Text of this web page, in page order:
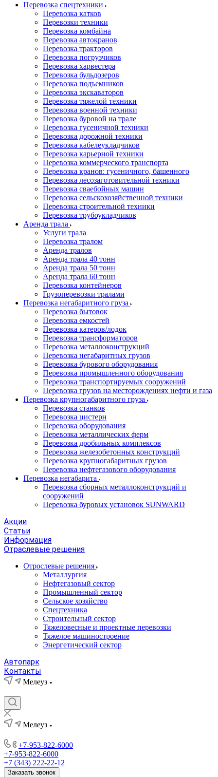
Перевозка спецтехники
Перевозка катков
Перевозки техники
Перевозка комбайна
Перевозка автокранов
Перевозка тракторов
Перевозка погрузчиков
Перевозка харвестера
Перевозка бульдозеров
Перевозка подъемников
Перевозка экскаваторов
Перевозка тяжелой техники
Перевозка военной техники
Перевозка буровой на трале
Перевозка гусеничной техники
Перевозка дорожной техники
Перевозка кабелеукладчиков
Перевозка карьерной техники
Перевозка коммерческого транспорта
Перевозка кранов: гусеничного, башенного
Перевозка лесозаготовительной техники
Перевозка сваебойных машин
Перевозка сельскохозяйственной техники
Перевозка строительной техники
Перевозка трубоукладчиков
Аренда трала
Услуги трала
Перевозка тралом
Аренда тралов
Аренда трала 40 тонн
Аренда трала 50 тонн
Аренда трала 60 тонн
Перевозка контейнеров
Грузоперевозки тралами
Перевозка негабаритного груза
Перевозка бытовок
Перевозка емкостей
Перевозка катеров/лодок
Перевозка трансформаторов
Перевозка металлоконструкций
Перевозка негабаритных грузов
Перевозка бурового оборудования
Перевозка промышленного оборудования
Перевозка транспортируемых сооружений
Перевозка грузов на месторождениях нефти и газа
Перевозка крупногабаритного груза
Перевозка станков
Перевозка цистерн
Перевозка оборудования
Перевозка металлических ферм
Перевозка дробильных комплексов
Перевозка железобетонных конструкций
Перевозка крупногабаритных грузов
Перевозка нефтегазового оборудования
Перевозка негабарита
Перевозка сборных металлоконструкций и
сооружений
Перевозка буровых установок SUNWARD
Акции
Статьи
Информация
Отраслевые решения
Отрослевые решения
Металлургия
Нефтегазовый сектор
Промышленный сектор
Сельское хозяйство
Спецтехника
Строительный сектор
Тяжеловесные и проектные перевозки
Тяжелое машиностроение
Энергетический сектор
Автопарк
Контакты
Мелеуз
Мелеуз
+7-953-822-6000
+7-953-822-6000
+7 (343) 222-22-12
Заказать звонок